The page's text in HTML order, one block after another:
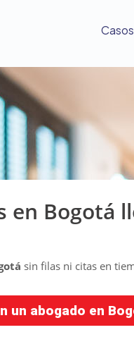
en Bogotá
sin filas ni citas en
un abogado en